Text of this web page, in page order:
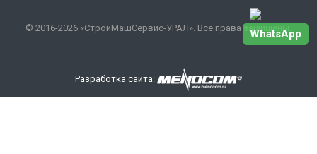
© 2016-2026 «СтройМашСервис-УРАЛ». Все права защищены.
Разработка сайта:
WhatsApp